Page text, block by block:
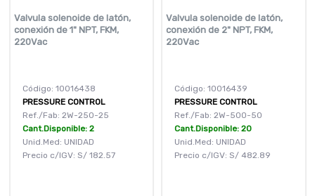
Valvula solenoide de latón,
conexión de 1" NPT, FKM,
220Vac
Código: 10016438
PRESSURE CONTROL
Ref./Fab: 2W-250-25
Cant.Disponible: 2
Unid.Med: UNIDAD
Precio c/IGV: S/ 182.57
Valvula solenoide de latón,
conexión de 2" NPT, FKM,
220Vac
Código: 10016439
PRESSURE CONTROL
Ref./Fab: 2W-500-50
Cant.Disponible: 20
Unid.Med: UNIDAD
Precio c/IGV: S/ 482.89